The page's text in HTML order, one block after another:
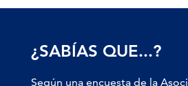
¿SABÍAS QUE...?
Según una encuesta de la